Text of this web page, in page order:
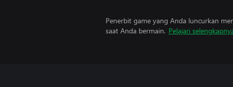
Penerbit game yang Anda luncurkan
saat Anda bermain. Pelajari